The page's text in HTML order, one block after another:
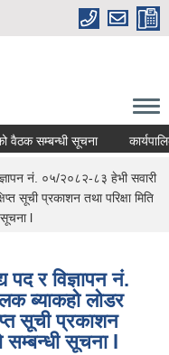
सम्बन्धी सूचना
नं. ०५/२०८२-८३ हेभी सवारी
सूची प्रकाशन तथा परिक्षा मिति
सूचना l
र विज्ञापन नं.
ब्याकहो लोडर
सूची प्रकाशन
सम्बन्धी सूचना l